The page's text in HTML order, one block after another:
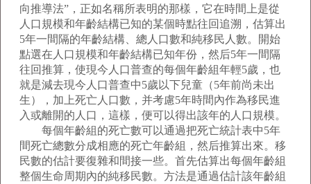
向推導法”，正如名稱所表明的那樣，它在時間上是從
人口規模和年齡結構已知的某個時點往回追溯，估算出
5年一間隔的年齡結構、總人口數和純移民人數。開始
點選在人口規模和年齡結構已知年份，然后5年一間隔
往回推算，使現今人口普查的每個年齡組年輕5歲，也
就是減去現今人口普查中5歲以下兒童（5年前尚未出
生），加上死亡人口數，并考慮5年時間內作為移民進
入或離開的人口，這樣，便可以得出該年的人口規模。
每個年齡組的死亡數可以通過把死亡統計表中5年
間死亡總數分成相應的死亡年齡組，然后推算出來。移
民數的估計要復雜和間接一些。首先估算出每個年齡組
整個生命周期內的純移民數。方法是通過估計該年齡組